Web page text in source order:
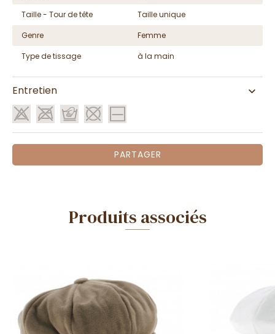
Taille - Tour de tête
Taille unique
Genre
Femme
Type de tissage
à la main
Entretien
PARTAGER
Produits associés